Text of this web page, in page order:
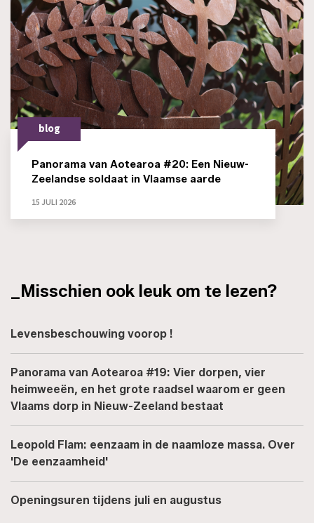
blog
Panorama van Aotearoa #20: Een Nieuw-
Zeelandse soldaat in Vlaamse aarde
15 JULI 2026
_Misschien ook leuk om te lezen?
Levensbeschouwing voorop !
Panorama van Aotearoa #19: Vier dorpen, vier
heimweeën, en het grote raadsel waarom er geen
Vlaams dorp in Nieuw-Zeeland bestaat
Leopold Flam: eenzaam in de naamloze massa. Over
'De eenzaamheid'
Openingsuren tijdens juli en augustus